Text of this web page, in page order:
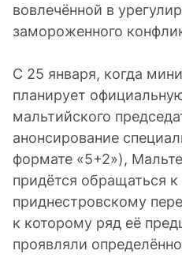
вовлечённой в
замороженного
С 25 января, когда
планирует
мальтийского
анонсирование
формате «5+2»),
придётся обращаться
приднестровскому
к которому ряд её
проявляли